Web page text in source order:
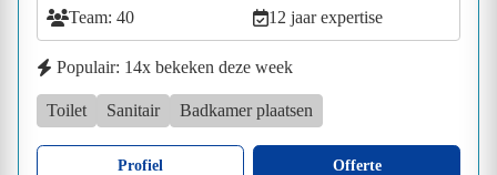
Team: 40 12 jaar expertise
Populair: 14x bekeken deze week
Toilet Sanitair Badkamer plaatsen
Profiel Offerte